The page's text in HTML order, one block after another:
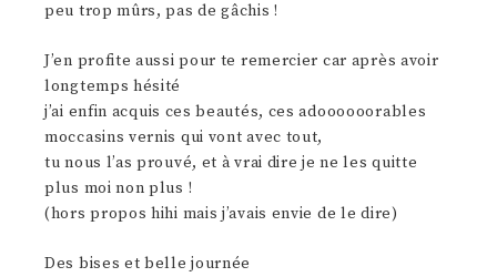
peu trop mûrs, pas de gâchis !
J’en profite aussi pour te remercier car après avoir
longtemps hésité
j’ai enfin acquis ces beautés, ces adoooooorables
moccasins vernis qui vont avec tout,
tu nous l’as prouvé, et à vrai dire je ne les quitte
plus moi non plus !
(hors propos hihi mais j’avais envie de le dire)
Des bises et belle journée